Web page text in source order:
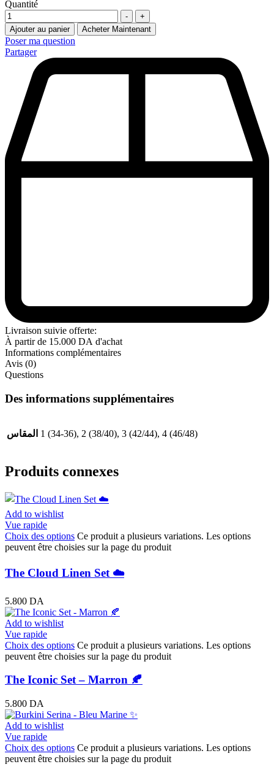
Quantité
-
+
Ajouter au panier
Acheter Maintenant
Poser ma question
Partager
Livraison suivie offerte:
À partir de 15.000 DA d'achat
Informations complémentaires
Avis (0)
Questions
Des informations supplémentaires
المقاس 1 (34-36), 2 (38/40), 3 (42/44), 4 (46/48)
Produits connexes
Add to wishlist
Vue rapide
Choix des options Ce produit a plusieurs variations. Les options
peuvent être choisies sur la page du produit
The Cloud Linen Set ☁️
5.800 DA
Add to wishlist
Vue rapide
Choix des options Ce produit a plusieurs variations. Les options
peuvent être choisies sur la page du produit
The Iconic Set – Marron 🍂
5.800 DA
Add to wishlist
Vue rapide
Choix des options Ce produit a plusieurs variations. Les options
peuvent être choisies sur la page du produit